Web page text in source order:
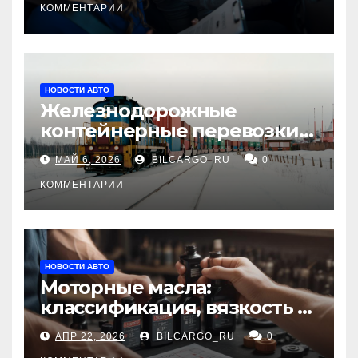
КОММЕНТАРИИ
НОВОСТИ АВТО
Железнодорожные
контейнерные перевозки
из Китая в Россию:
маршруты, сроки и
требования
МАЙ 6, 2026 BILCARGO_RU 0
КОММЕНТАРИИ
НОВОСТИ АВТО
Моторные масла:
классификация, вязкость и
рекомендации по выбору
для различных типов
АПР 22, 2026 BILCARGO_RU 0